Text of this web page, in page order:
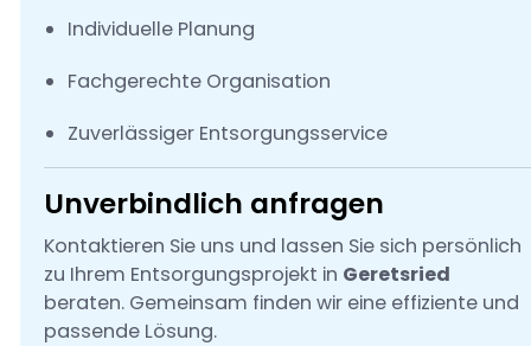
Individuelle Planung
Fachgerechte Organisation
Zuverlässiger Entsorgungsservice
Unverbindlich anfragen
Kontaktieren Sie uns und lassen Sie sich persönlich
zu Ihrem Entsorgungsprojekt in Geretsried
beraten. Gemeinsam finden wir eine effiziente und
passende Lösung.